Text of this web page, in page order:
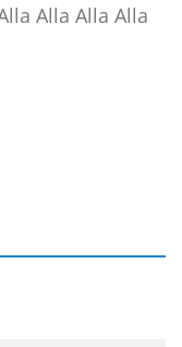
Alla Alla Alla